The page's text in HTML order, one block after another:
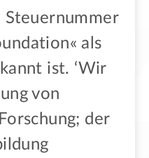
Steuernummer
als
ist. ‘Wir
von
der